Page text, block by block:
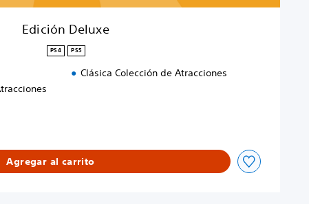
Edición Deluxe
PS4 PS5
Clásica Colección de Atracciones
Agregar al carrito